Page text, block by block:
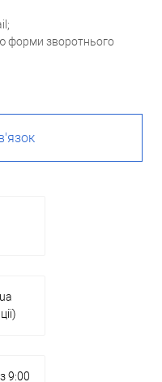
форми зворотнього
9:00